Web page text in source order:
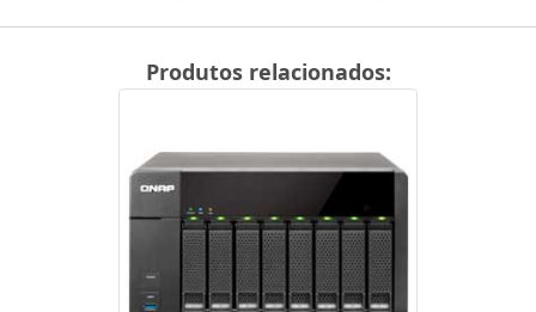
Produtos relacionados: